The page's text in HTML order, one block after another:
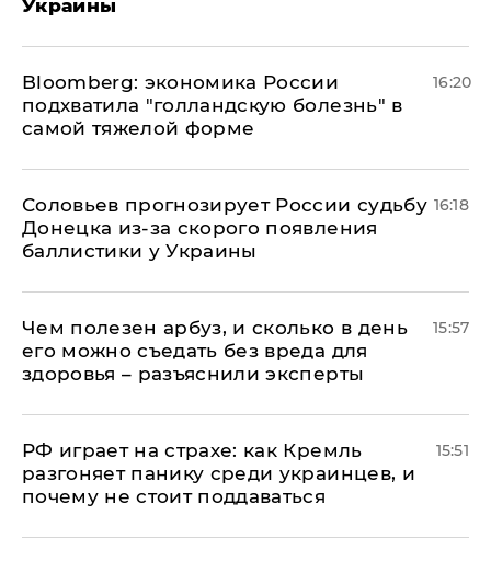
Украины
Bloomberg: экономика России
подхватила "голландскую болезнь" в
самой тяжелой форме
16:20
Соловьев прогнозирует России судьбу
Донецка из-за скорого появления
баллистики у Украины
16:18
Чем полезен арбуз, и сколько в день
его можно съедать без вреда для
здоровья – разъяснили эксперты
15:57
РФ играет на страхе: как Кремль
разгоняет панику среди украинцев, и
почему не стоит поддаваться
15:51